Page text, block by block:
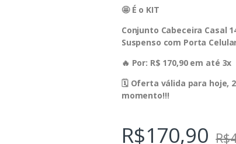
🤩 É o KIT
Conjunto Cabeceira Casal
Suspenso com Porta
🔥 Por: R$ 170,90 em até 3x
🗓 Oferta válida para hoje,
momento!!!
R$170,90 R$